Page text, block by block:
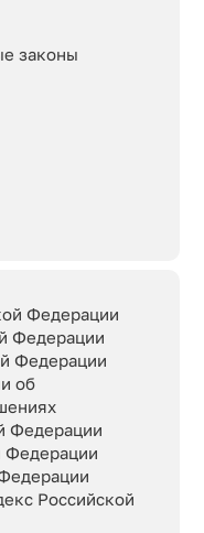
законы
Федерации
Федерации
Федерации
об
Федерации
Федерации
Российской